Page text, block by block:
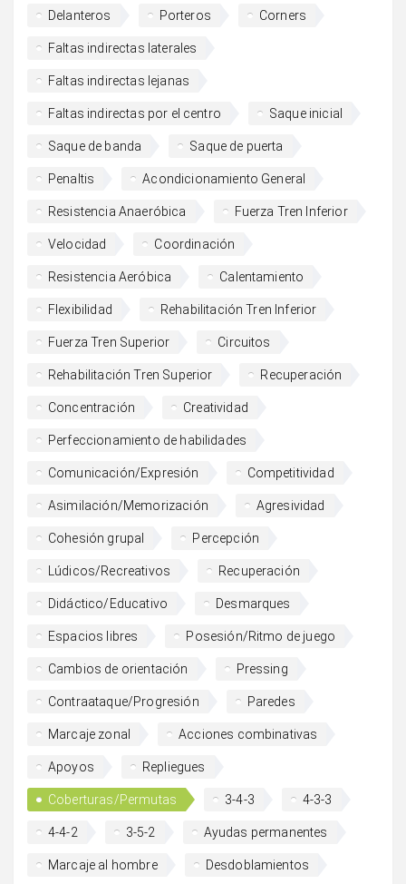
Delanteros Porteros Corners
Faltas indirectas laterales
Faltas indirectas lejanas
Faltas indirectas por el centro Saque inicial
Saque de banda Saque de puerta
Penaltis Acondicionamiento General
Resistencia Anaeróbica Fuerza Tren Inferior
Velocidad Coordinación
Resistencia Aeróbica Calentamiento
Flexibilidad Rehabilitación Tren Inferior
Fuerza Tren Superior Circuitos
Rehabilitación Tren Superior Recuperación
Concentración Creatividad
Perfeccionamiento de habilidades
Comunicación/Expresión Competitividad
Asimilación/Memorización Agresividad
Cohesión grupal Percepción
Lúdicos/Recreativos Recuperación
Didáctico/Educativo Desmarques
Espacios libres Posesión/Ritmo de juego
Cambios de orientación Pressing
Contraataque/Progresión Paredes
Marcaje zonal Acciones combinativas
Apoyos Repliegues
Coberturas/Permutas 3-4-3 4-3-3
4-4-2 3-5-2 Ayudas permanentes
Marcaje al hombre Desdoblamientos